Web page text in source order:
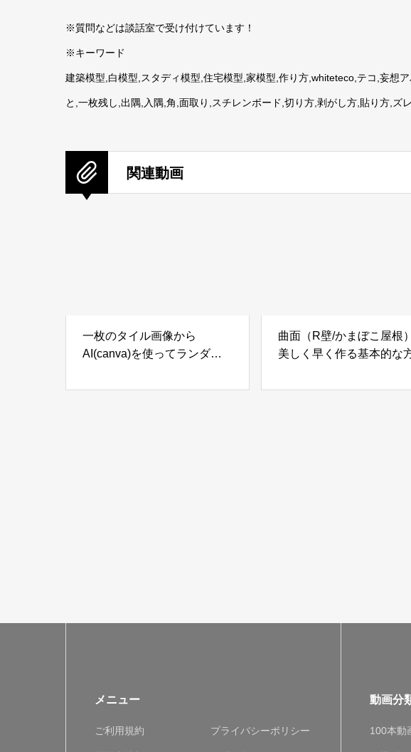
※質問などは談話室で受け付けています！
※キーワード
建築模型,白模型,スタディ模型,住宅模型,家模型,作り方,whiteteco,テコ,妄想
と,一枚残し,出隅,入隅,角,面取り,スチレンボード,切り方,剥がし方,貼り方,ズ
関連動画
一枚のタイル画像から
AI(canva)を使ってランダム
曲面（R壁/かまぼこ屋根
美しく早く作る基本的な
メニュー
ご利用規約 プライバシーポリシー
動画分
100本動